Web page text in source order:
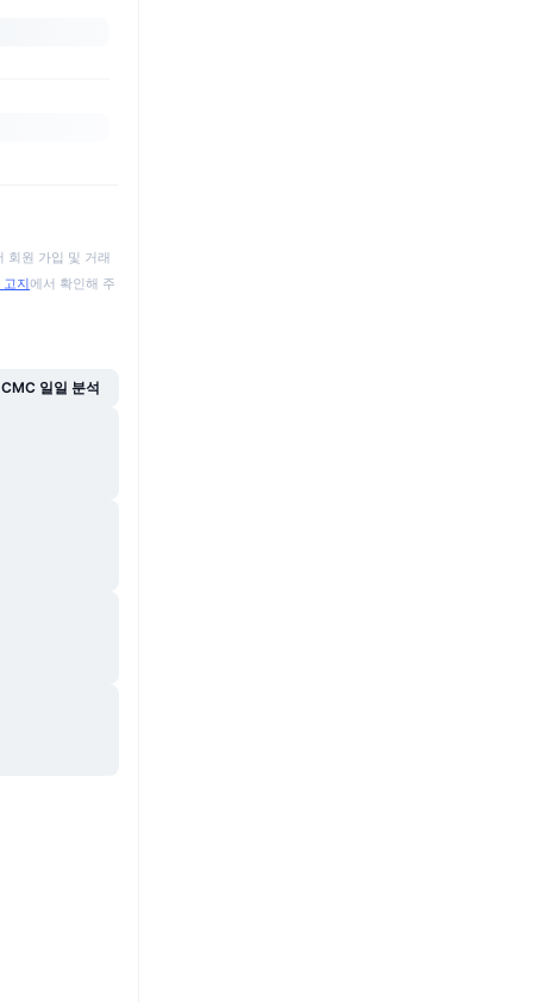
회원 가입 및 거래
지에서 확인해 주
CMC 일일 분석